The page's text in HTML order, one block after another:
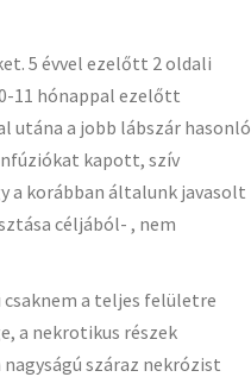
5 évvel ezelőtt 2 oldali
11 hónappal ezelőtt
utána a jobb lábszár hasonló
kapott, szív
a korábban általunk javasolt
céljából- , nem
a teljes felületre
a nekrotikus részek
száraz nekrózist